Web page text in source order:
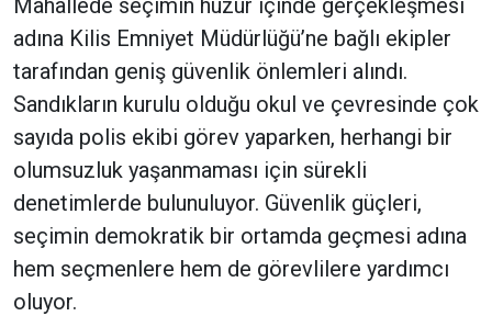
Mahallede seçimin huzur içinde gerçekleşmesi
adına Kilis Emniyet Müdürlüğü’ne bağlı ekipler
tarafından geniş güvenlik önlemleri alındı.
Sandıkların kurulu olduğu okul ve çevresinde çok
sayıda polis ekibi görev yaparken, herhangi bir
olumsuzluk yaşanmaması için sürekli
denetimlerde bulunuluyor. Güvenlik güçleri,
seçimin demokratik bir ortamda geçmesi adına
hem seçmenlere hem de görevlilere yardımcı
oluyor.